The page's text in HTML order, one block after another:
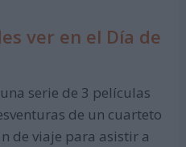
ver en el Día de
una serie de 3 películas
de un cuarteto
de viaje para asistir a